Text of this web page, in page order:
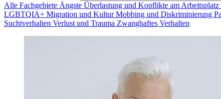
Alle Fachgebiete Ängste Überlastung und Konflikte am Arbeitsplatz
LGBTQIA+ Migration und KulturMobbing und Diskriminierung
Suchtverhalten Verlust und Trauma Zwanghaftes Verhalten